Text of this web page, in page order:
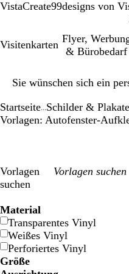
VistaCreate99designs von
Visitenkarten
Flyer,
& Bürobedarf
Sie wünschen sich ein
1
Startseite Schilder & Plakate
Vorlagen: Autofenster-
Vorlagen
suchen
Material
Transparentes Vinyl
Weißes Vinyl
Perforiertes Vinyl
Größe